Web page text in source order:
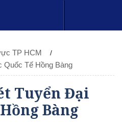
TP HCM
Quốc Tế Hồng Bàng
Tuyển Đại
Bàng